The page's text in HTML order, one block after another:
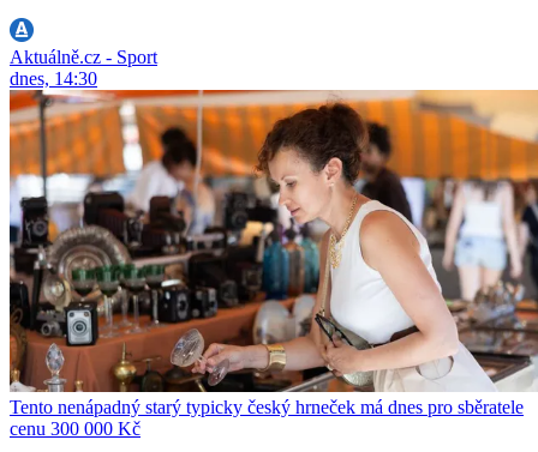
Aktuálně.cz - Sport
dnes, 14:30
Tento nenápadný starý typicky český hrneček má dnes pro sběratele
cenu 300 000 Kč